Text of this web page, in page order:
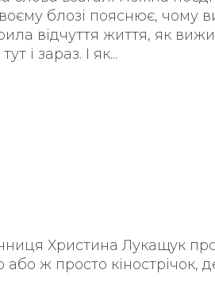
блозі пояснює, чому
відчуття життя, як
і зараз. І як
Христина Лукащук
ж просто кінострічок,